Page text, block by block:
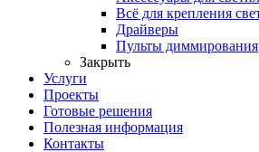
Всё для крепления
Драйверы
Пульты диммирования
Закрыть
Услуги
Проекты
Готовые решения
Полезная информация
Контакты